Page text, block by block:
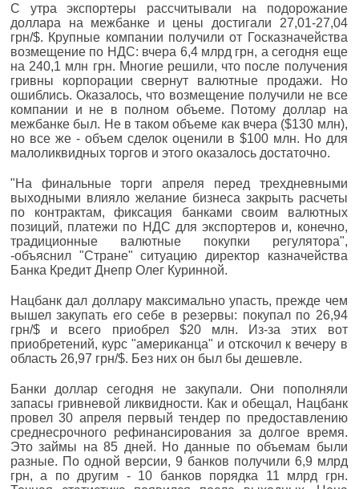
С утра экспортеры рассчитывали на подорожание
доллара на межбанке и цены достигали 27,01-27,04
грн/$. Крупные компании получили от Госказначейства
возмещение по НДС: вчера 6,4 млрд грн, а сегодня еще
на 240,1 млн грн. Многие решили, что после получения
гривны корпорации свернут валютные продажи. Но
ошиблись. Оказалось, что возмещение получили не все
компании и не в полном объеме. Потому доллар на
межбанке был. Не в таком объеме как вчера ($130 млн),
но все же - объем сделок оценили в $100 млн. Но для
малоликвидных торгов и этого оказалось достаточно.
"На финальные торги апреля перед трехдневными
выходными влияло желание бизнеса закрыть расчеты
по контрактам, фиксация банками своим валютных
позиций, платежи по НДС для экспортеров и, конечно,
традиционные валютные покупки регулятора",
-объяснил "Стране" ситуацию директор казначейства
Банка Кредит Днепр Олег Куринной.
Нацбанк дал доллару максимально упасть, прежде чем
вышел закупать его себе в резервы: покупал по 26,94
грн/$ и всего приобрел $20 млн. Из-за этих вот
приобретений, курс "американца" и отскочил к вечеру в
область 26,97 грн/$. Без них он был бы дешевле.
Банки доллар сегодня не закупали. Они пополняли
запасы гривневой ликвидности. Как и обещал, Нацбанк
провел 30 апреля первый тендер по предоставлению
среднесрочного рефинансирования за долгое время.
Это займы на 85 дней. Но данные по объемам были
разные. По одной версии, 9 банков получили 6,9 млрд
грн, а по другим - 10 банков порядка 11 млрд грн.